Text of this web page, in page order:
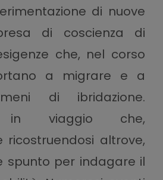
di nuove
di coscienza di
che, nel corso
a migrare e a
di ibridazione.
in viaggio che,
ricostruendosi altrove,
spunto per indagare il